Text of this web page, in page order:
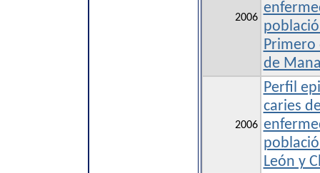
2006
Primero
de
2006
Perfil
caries
León y